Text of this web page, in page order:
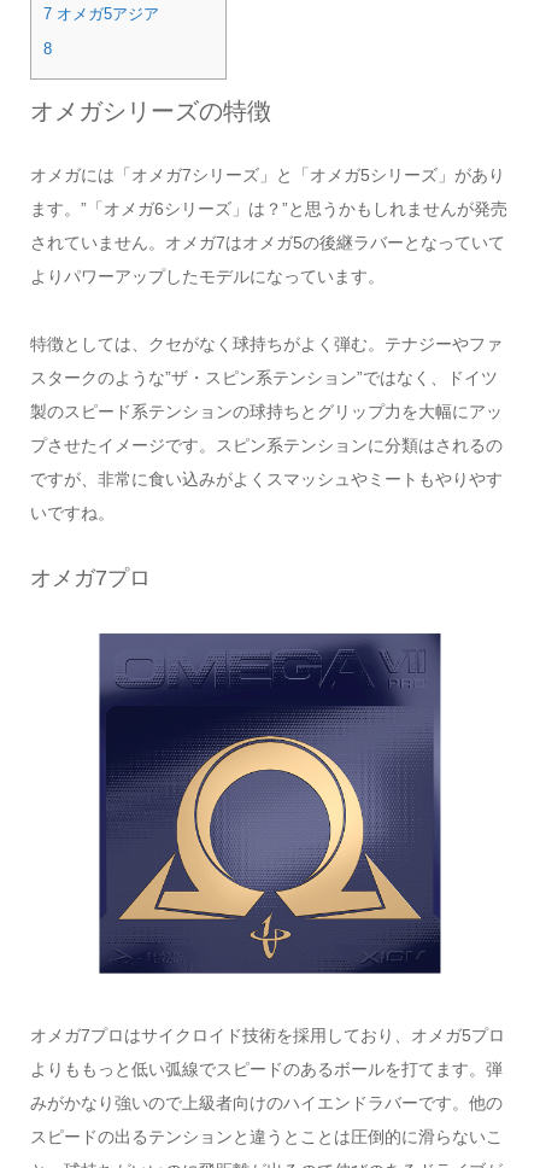
7 オメガ5アジア
8
オメガシリーズの特徴
オメガには「オメガ7シリーズ」と「オメガ5シリーズ」があり
ます。”「オメガ6シリーズ」は？”と思うかもしれませんが発売
されていません。オメガ7はオメガ5の後継ラバーとなっていて
よりパワーアップしたモデルになっています。
特徴としては、クセがなく球持ちがよく弾む。テナジーやファ
スタークのような”ザ・スピン系テンション”ではなく、ドイツ
製のスピード系テンションの球持ちとグリップ力を大幅にアッ
プさせたイメージです。スピン系テンションに分類はされるの
ですが、非常に食い込みがよくスマッシュやミートもやりやす
いですね。
オメガ7プロ
オメガ7プロはサイクロイド技術を採用しており、オメガ5プロ
よりももっと低い弧線でスピードのあるボールを打てます。弾
みがかなり強いので上級者向けのハイエンドラバーです。他の
スピードの出るテンションと違うとことは圧倒的に滑らないこ